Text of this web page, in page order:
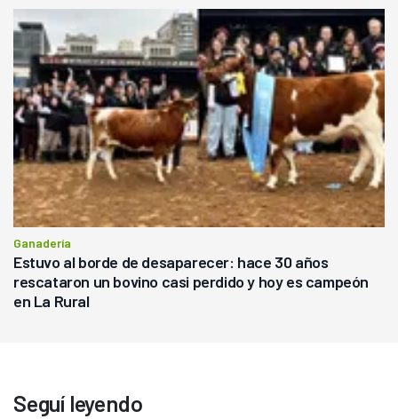
Ganadería
Estuvo al borde de desaparecer: hace 30 años
rescataron un bovino casi perdido y hoy es campeón
en La Rural
Seguí leyendo